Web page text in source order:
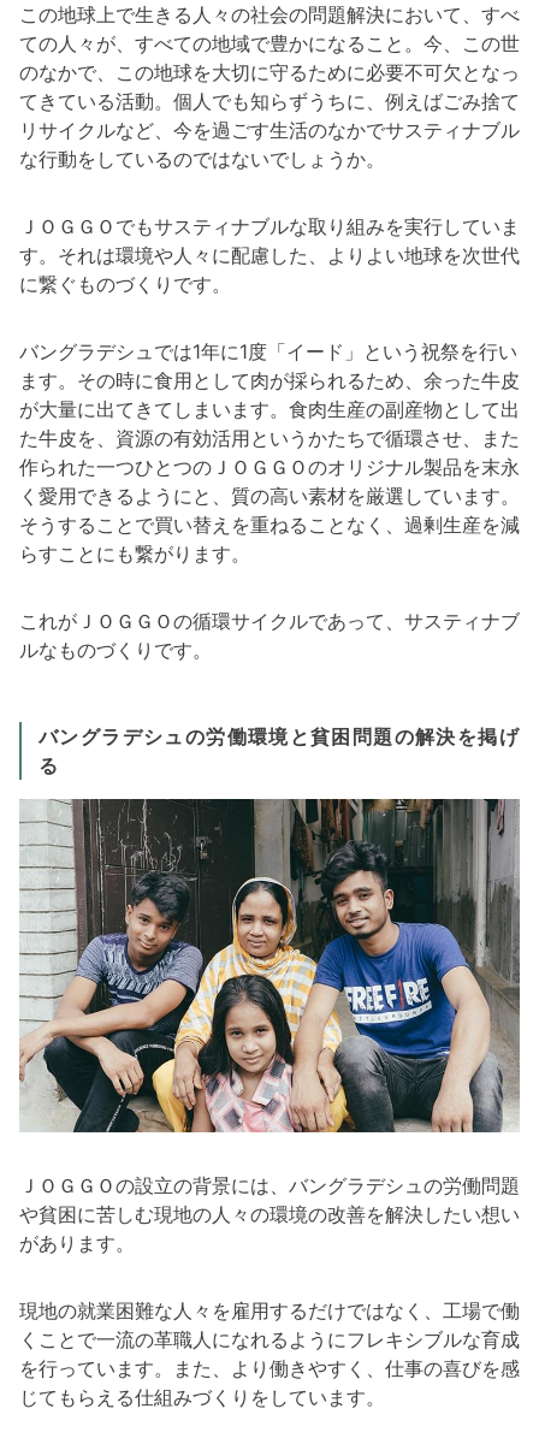
この地球上で生きる人々の社会の問題解決において、すべ
ての人々が、すべての地域で豊かになること。今、この世
のなかで、この地球を大切に守るために必要不可欠となっ
てきている活動。個人でも知らずうちに、例えばごみ捨て
リサイクルなど、今を過ごす生活のなかでサスティナブル
な行動をしているのではないでしょうか。
ＪＯＧＧＯでもサスティナブルな取り組みを実行していま
す。それは環境や人々に配慮した、よりよい地球を次世代
に繋ぐものづくりです。
バングラデシュでは1年に1度「イード」という祝祭を行い
ます。その時に食用として肉が採られるため、余った牛皮
が大量に出てきてしまいます。食肉生産の副産物として出
た牛皮を、資源の有効活用というかたちで循環させ、また
作られた一つひとつのＪＯＧＧＯのオリジナル製品を末永
く愛用できるようにと、質の高い素材を厳選しています。
そうすることで買い替えを重ねることなく、過剰生産を減
らすことにも繋がります。
これがＪＯＧＧＯの循環サイクルであって、サスティナブ
ルなものづくりです。
バングラデシュの労働環境と貧困問題の解決を掲げ
る
ＪＯＧＧＯの設立の背景には、バングラデシュの労働問題
や貧困に苦しむ現地の人々の環境の改善を解決したい想い
があります。
現地の就業困難な人々を雇用するだけではなく、工場で働
くことで一流の革職人になれるようにフレキシブルな育成
を行っています。また、より働きやすく、仕事の喜びを感
じてもらえる仕組みづくりをしています。